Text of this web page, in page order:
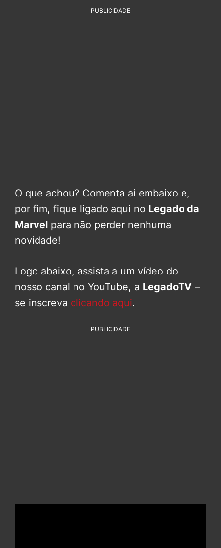
PUBLICIDADE
O que achou? Comenta ai embaixo e,
por fim, fique ligado aqui no Legado da
Marvel para não perder nenhuma
novidade!
Logo abaixo, assista a um vídeo do
nosso canal no YouTube, a LegadoTV –
se inscreva clicando aqui.
PUBLICIDADE